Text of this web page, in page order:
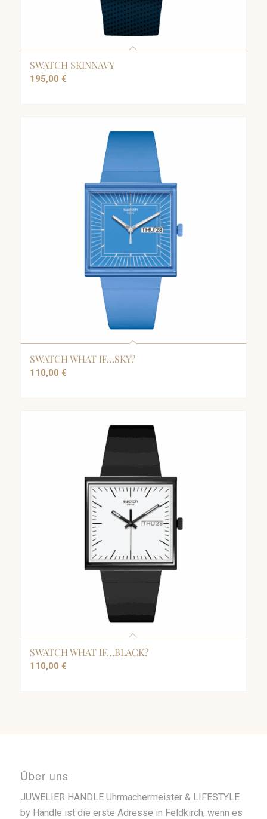
SWATCH SKINNAVY
195,00 €
SWATCH WHAT IF…SKY?
110,00 €
SWATCH WHAT IF…BLACK?
110,00 €
Über uns
JUWELIER HANDLE Uhrmachermeister & LIFESTYLE
by Handle ist die erste Adresse in Feldkirch, wenn es